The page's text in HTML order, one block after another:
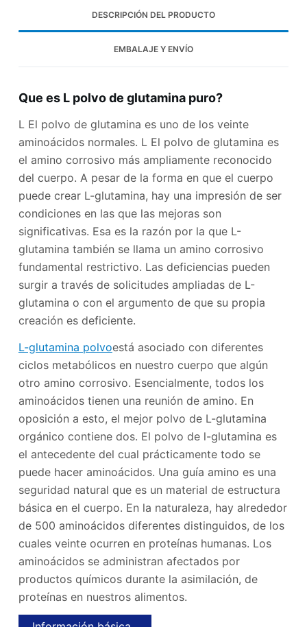
DESCRIPCIÓN DEL PRODUCTO
EMBALAJE Y ENVÍO
Que es L polvo de glutamina puro?
L El polvo de glutamina es uno de los veinte
aminoácidos normales. L El polvo de glutamina es
el amino corrosivo más ampliamente reconocido
del cuerpo. A pesar de la forma en que el cuerpo
puede crear L-glutamina, hay una impresión de ser
condiciones en las que las mejoras son
significativas. Esa es la razón por la que L-
glutamina también se llama un amino corrosivo
fundamental restrictivo. Las deficiencias pueden
surgir a través de solicitudes ampliadas de L-
glutamina o con el argumento de que su propia
creación es deficiente.
L-glutamina polvoestá asociado con diferentes
ciclos metabólicos en nuestro cuerpo que algún
otro amino corrosivo. Esencialmente, todos los
aminoácidos tienen una reunión de amino. En
oposición a esto, el mejor polvo de L-glutamina
orgánico contiene dos. El polvo de l-glutamina es
el antecedente del cual prácticamente todo se
puede hacer aminoácidos. Una guía amino es una
seguridad natural que es un material de estructura
básica en el cuerpo. En la naturaleza, hay alrededor
de 500 aminoácidos diferentes distinguidos, de los
cuales veinte ocurren en proteínas humanas. Los
aminoácidos se administran afectados por
productos químicos durante la asimilación, de
proteínas en nuestros alimentos.